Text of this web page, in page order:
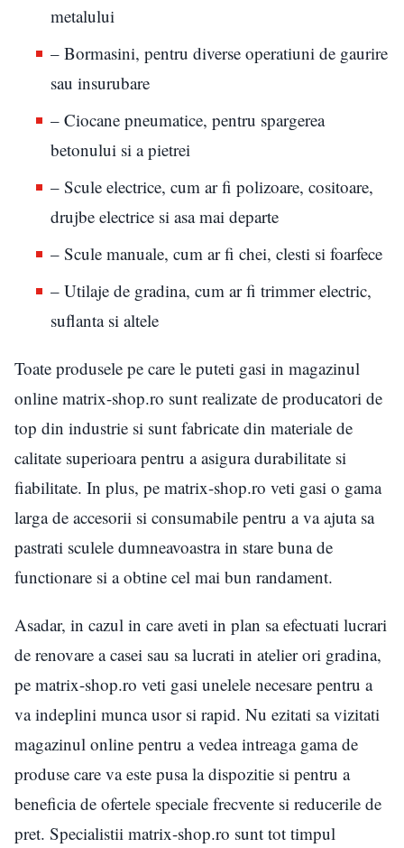
metalului
– Bormasini, pentru diverse operatiuni de gaurire
sau insurubare
– Ciocane pneumatice, pentru spargerea
betonului si a pietrei
– Scule electrice, cum ar fi polizoare, cositoare,
drujbe electrice si asa mai departe
– Scule manuale, cum ar fi chei, clesti si foarfece
– Utilaje de gradina, cum ar fi trimmer electric,
suflanta si altele
Toate produsele pe care le puteti gasi in magazinul
online matrix-shop.ro sunt realizate de producatori de
top din industrie si sunt fabricate din materiale de
calitate superioara pentru a asigura durabilitate si
fiabilitate. In plus, pe matrix-shop.ro veti gasi o gama
larga de accesorii si consumabile pentru a va ajuta sa
pastrati sculele dumneavoastra in stare buna de
functionare si a obtine cel mai bun randament.
Asadar, in cazul in care aveti in plan sa efectuati lucrari
de renovare a casei sau sa lucrati in atelier ori gradina,
pe matrix-shop.ro veti gasi unelele necesare pentru a
va indeplini munca usor si rapid. Nu ezitati sa vizitati
magazinul online pentru a vedea intreaga gama de
produse care va este pusa la dispozitie si pentru a
beneficia de ofertele speciale frecvente si reducerile de
pret. Specialistii matrix-shop.ro sunt tot timpul